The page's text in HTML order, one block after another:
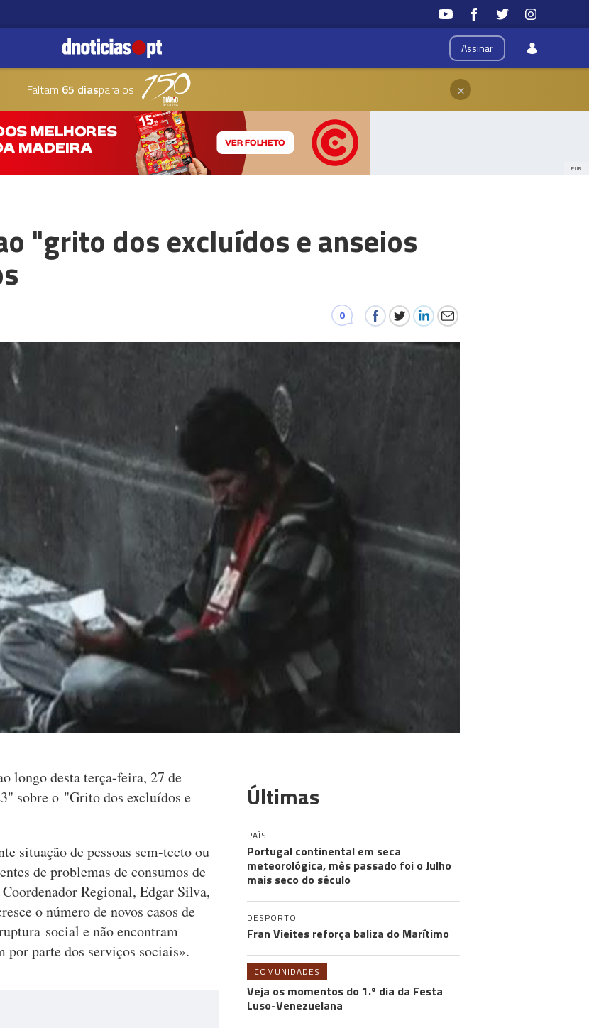
Assinar
Faltam 65 diaspara os ×
PUB
"grito dos excluídos e anseios
0
longo desta terça-feira, 27 de
sobre o "Grito dos excluídos e
situação de pessoas sem-tecto ou
de problemas de consumos de
Regional, Edgar Silva,
o número de novos casos de
social e não encontram
por parte dos serviços sociais».
Últimas
PAÍS
Portugal continental em seca
meteorológica, mês passado foi o Julho
mais seco do século
DESPORTO
Fran Vieites reforça baliza do Marítimo
COMUNIDADES
Veja os momentos do 1.º dia da Festa
Luso-Venezuelana